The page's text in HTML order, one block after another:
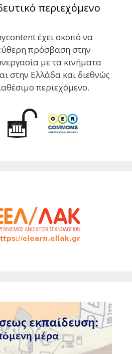
περιεχόμενο
έχει σκοπό να
πρόσβαση στην
με τα κινήματα
στην Ελλάδα και διεθνώς
περιεχόμενο.